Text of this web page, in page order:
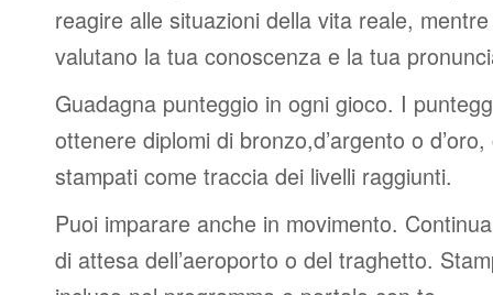
reagire alle situazioni della vita reale,
valutano la tua conoscenza e la tua
Guadagna punteggio in ogni gioco. I
ottenere diplomi di bronzo,d’argento o
stampati come traccia dei livelli raggiunti.
Puoi imparare anche in movimento.
di attesa dell’aeroporto o del traghetto.